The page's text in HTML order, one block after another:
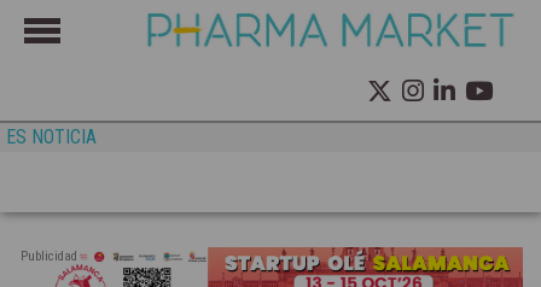
ES NOTICIA
Publicidad